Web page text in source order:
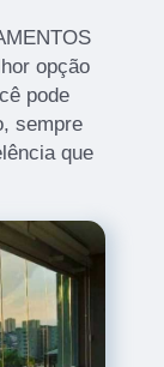
opção
pode
sempre
que